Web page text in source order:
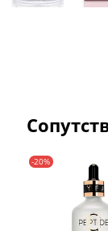
-20%